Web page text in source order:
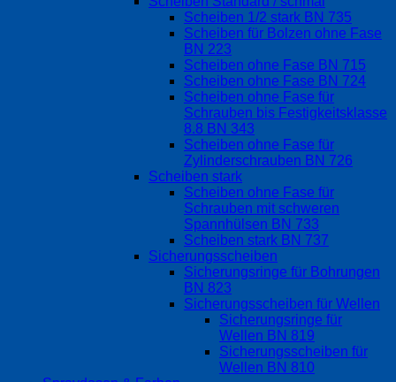
Scheiben 1/2 stark BN 735
Scheiben für Bolzen ohne Fase
BN 223
Scheiben ohne Fase BN 715
Scheiben ohne Fase BN 724
Scheiben ohne Fase für
Schrauben bis Festigkeitsklasse
8.8 BN 343
Scheiben ohne Fase für
Zylinderschrauben BN 726
Scheiben stark
Scheiben ohne Fase für
Schrauben mit schweren
Spannhülsen BN 733
Scheiben stark BN 737
Sicherungsscheiben
Sicherungsringe für Bohrungen
BN 823
Sicherungsscheiben für Wellen
Sicherungsringe für
Wellen BN 819
Sicherungsscheiben für
Wellen BN 810